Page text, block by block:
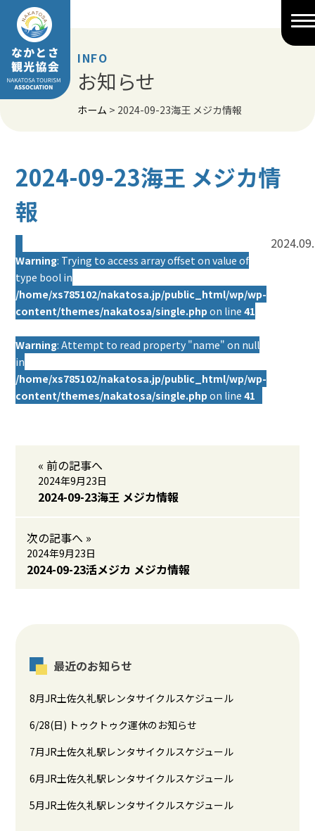
Skip
content
INFO
お知らせ
ホーム > 2024-09-23海王 メジカ情報
2024-09-23海王 メジカ情
報
Warning: Trying to access array offset on value of
type bool in
/home/xs785102/nakatosa.jp/public_html/wp/wp-
content/themes/nakatosa/single.php on line41
Warning: Attempt to read property "name" on null
in
/home/xs785102/nakatosa.jp/public_html/wp/wp-
content/themes/nakatosa/single.php on line41
« 前の記事へ
2024年9月23日
2024-09-23海王 メジカ情報
次の記事へ »
2024年9月23日
2024-09-23活メジカ メジカ情報
最近のお知らせ
8月JR土佐久礼駅レンタサイクルスケジュール
6/28(日) トゥクトゥク運休のお知らせ
7月JR土佐久礼駅レンタサイクルスケジュール
6月JR土佐久礼駅レンタサイクルスケジュール
5月JR土佐久礼駅レンタサイクルスケジュール